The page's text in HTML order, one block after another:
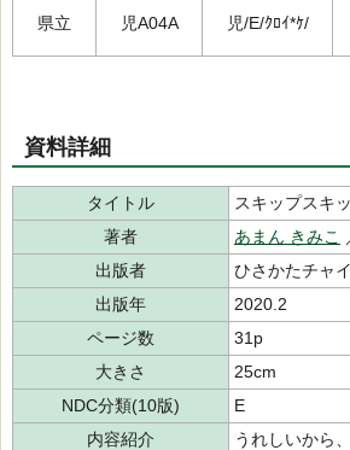
県立 児A04A 児/E/ｸﾛｲ*ｹ/
資料詳細
タイトル
スキップスキ
著者
あまん きみこ
出版者
ひさかたチャ
出版年
2020.2
ページ数
31p
大きさ
25cm
NDC分類(10版)
E
内容紹介
うれしいから